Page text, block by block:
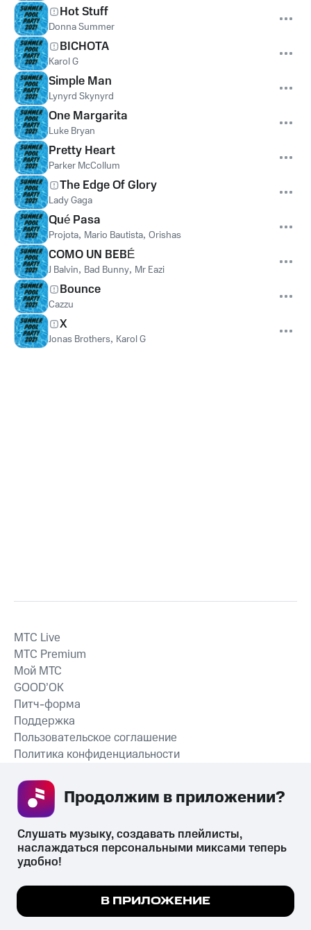
Hot Stuff
Donna Summer
BICHOTA
Karol G
Simple Man
Lynyrd Skynyrd
One Margarita
Luke Bryan
Pretty Heart
Parker McCollum
The Edge Of Glory
Lady Gaga
Qué Pasa
Projota, Mario Bautista, Orishas
COMO UN BEBÉ
J Balvin, Bad Bunny, Mr Eazi
Bounce
Cazzu
X
Jonas Brothers, Karol G
СКАЧАТЬ ПРИЛОЖЕНИЕ
MTС Live
MTС Premium
Мой МТС
GOOD’OK
Питч-форма
Поддержка
Пользовательское соглашение
Политика конфиденциальности
психотропных веществ, их аналогов причиняет вред здоровью,
их незаконный оборот запрещён и влечёт установленную
законодательством ответственность.
Мы используем куки, чтобы на сайте все
Подробнее
Слушать музыку, создавать плейлисты,
наслаждаться персональными миксами теперь
удобно!
В ПРИЛОЖЕНИЕ